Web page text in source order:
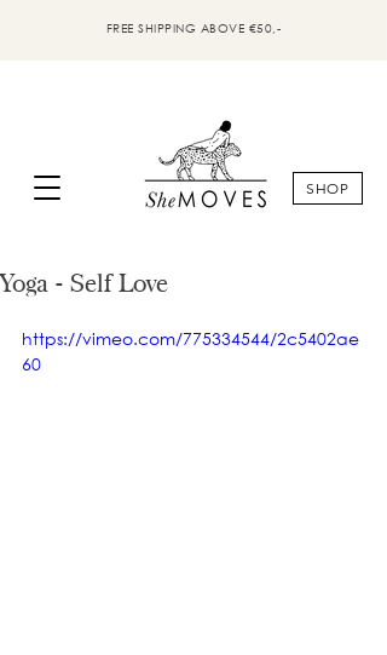
FREE SHIPPING ABOVE €50,-
SHOP
Yoga - Self Love
https://vimeo.com/775334544/2c5402ae
60